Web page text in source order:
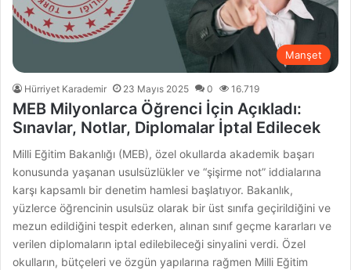
Manşet
Hürriyet Karademir 23 Mayıs 2025 0 16.719
MEB Milyonlarca Öğrenci İçin Açıkladı:
Sınavlar, Notlar, Diplomalar İptal Edilecek
Milli Eğitim Bakanlığı (MEB), özel okullarda akademik başarı
konusunda yaşanan usulsüzlükler ve “şişirme not” iddialarına
karşı kapsamlı bir denetim hamlesi başlatıyor. Bakanlık,
yüzlerce öğrencinin usulsüz olarak bir üst sınıfa geçirildiğini ve
mezun edildiğini tespit ederken, alınan sınıf geçme kararları ve
verilen diplomaların iptal edilebileceği sinyalini verdi. Özel
okulların, bütçeleri ve özgün yapılarına rağmen Milli Eğitim